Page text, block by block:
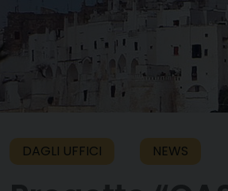
DAGLI UFFICI NEWS